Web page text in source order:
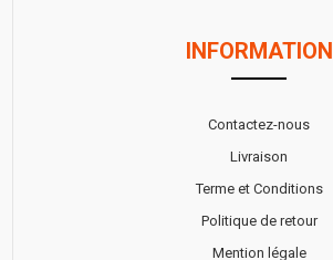
INFORMATION
Contactez-nous
Livraison
Terme et Conditions
Politique de retour
Mention légale